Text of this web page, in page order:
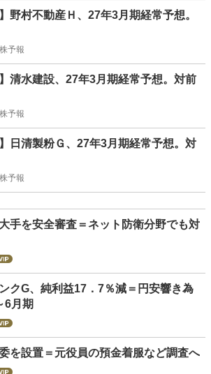
野村不動産Ｈ、27年3月期経常予想。
予報
清水建設、27年3月期経常予想。対前
予報
日清製粉Ｇ、27年3月期経常予想。対
予報
手を安全審査＝ネット防衛分野でも対
クG、純利益17．7％減＝円安響き為
6月期
を設置＝元役員の預金着服など調査へ